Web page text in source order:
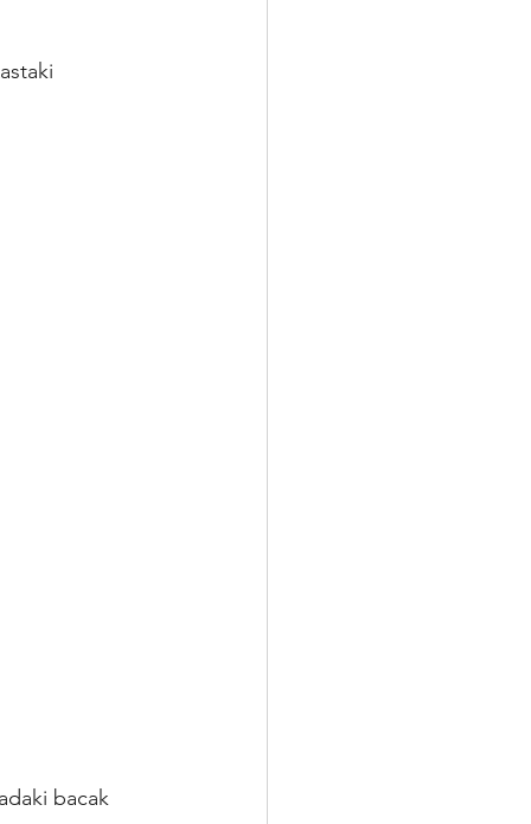
bacak